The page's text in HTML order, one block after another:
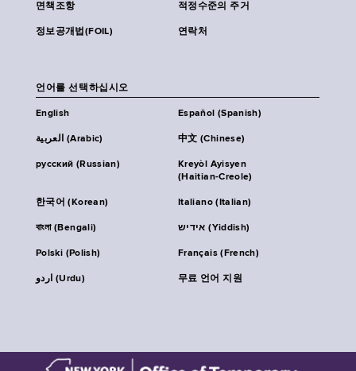
면책조항 적정수준의 주거
정보공개법(FOIL) 연락처
언어를 선택하십시오
English Español (Spanish)
العربية (Arabic) 中文 (Chinese)
русский (Russian)
Kreyòl Ayisyen
(Haitian-Creole)
한국어 (Korean) Italiano (Italian)
বাংলা (Bengali) אידיש (Yiddish)
Polski (Polish) Français (French)
اردو (Urdu) 무료 언어 지원